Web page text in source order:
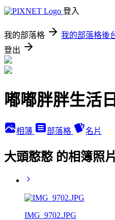
登入
我的部落格 我的部落格後
登出
嘟嘟胖胖生活
相簿 部落格 名片
大頭憨憨 的相簿照片
IMG_9702.JPG